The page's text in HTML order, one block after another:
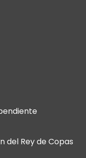
del Rey de Copas